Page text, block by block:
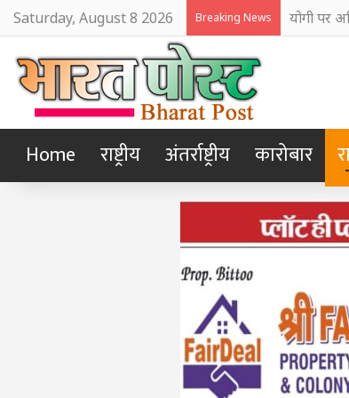
Saturday, August 8 2026 Breaking News योगी पर
Home राष्ट्रीय अंतर्राष्ट्रीय कारोबार